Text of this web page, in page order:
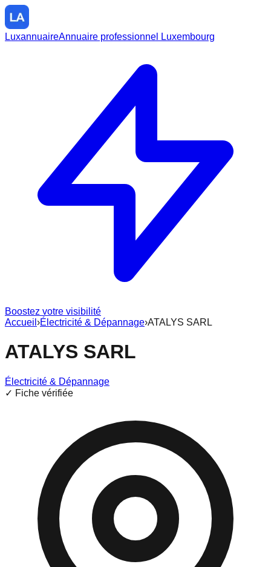
LuxannuaireAnnuaire professionnel Luxembourg
Boostez votre visibilité
Accueil ›Électricité & Dépannage›ATALYS SARL
ATALYS SARL
Électricité & Dépannage
✓ Fiche vérifiée